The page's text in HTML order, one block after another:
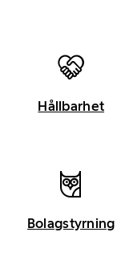
Hållbarhet
Bolagstyrning